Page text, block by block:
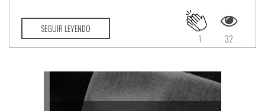
SEGUIR LEYENDO
32
1